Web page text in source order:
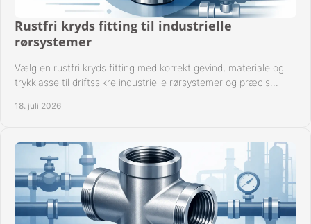
Rustfri kryds fitting til industrielle
rørsystemer
Vælg en rustfri kryds fitting med korrekt gevind, materiale og
trykklasse til driftssikre industrielle rørsystemer og præcis
18. juli 2026